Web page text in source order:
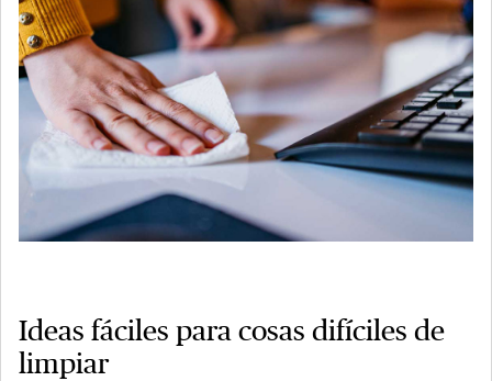
Ideas fáciles para cosas difíciles de
limpiar